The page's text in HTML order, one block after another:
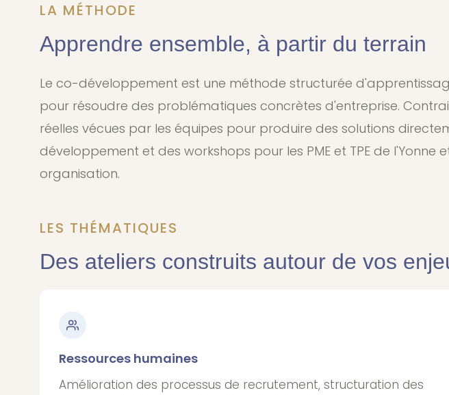
LA MÉTHODE
Apprendre ensemble, à partir du terrain
Le co-développement est une méthode structurée
pour résoudre des problématiques concrètes d'entreprise.
réelles vécues par les équipes pour produire des solutions
développement et des workshops pour les PME et TPE de
organisation.
LES THÉMATIQUES
Des ateliers construits autour de vos
Ressources humaines
Amélioration des processus de recrutement, structuration des